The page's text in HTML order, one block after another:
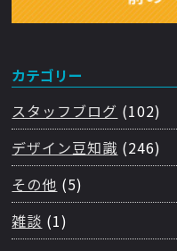
カテゴリー
スタッフブログ (102)
デザイン豆知識 (246)
その他 (5)
雑談 (1)